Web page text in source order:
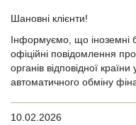
Шановні клієнти!
Інформуємо, що іноземні
офіційні повідомлення
органів відповідної
автоматичного обміну
10.02.2026